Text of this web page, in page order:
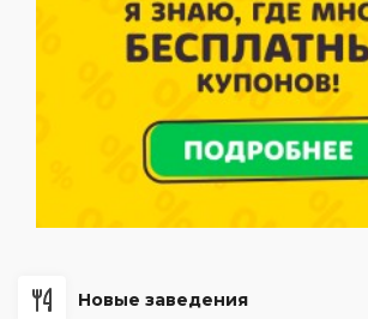
Новые заведения